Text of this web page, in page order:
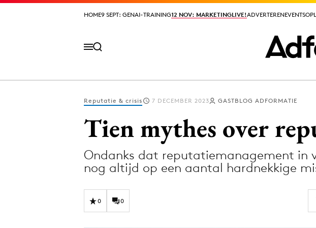
HOME9 SEPT: GENAI-TRAINING12 NOV: MARKETINGLIVE!ADVERTERENEVENTS
HOME9 SEPT: GENAI-TRAINING12 NOV: MARKETINGLIVE!ADVERTERENEVENTS
Reputatie & crisis 7 DECEMBER 2023 GASTBLOG ADFORMATIE
Tien mythes over
Ondanks dat reputatiemanagement in
nog altijd op een aantal hardnekkige
0 0